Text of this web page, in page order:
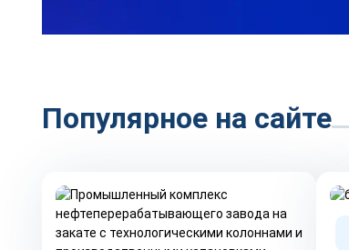
Популярное на сайте